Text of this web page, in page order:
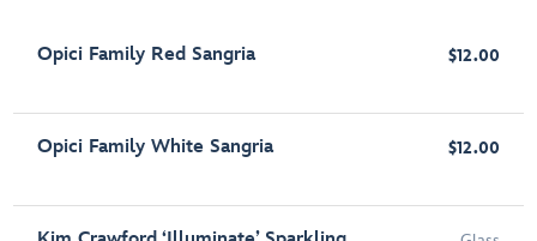
Opici Family Red Sangria $12.00
Opici Family White Sangria $12.00